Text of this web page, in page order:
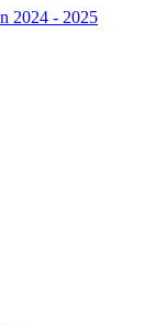
2024 - 2025